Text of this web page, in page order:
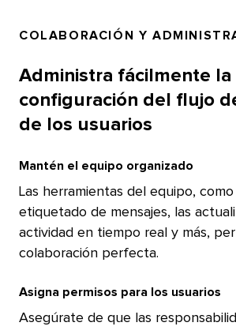
COLABORACIÓN Y
Administra fácilmente la
configuración del flujo
de los usuarios​​
Mantén el equipo organizado​​
Las herramientas del equipo, como
etiquetado de mensajes, las
actividad en tiempo real y más,
colaboración perfecta.​​
Asigna permisos para los usuarios​​
Asegúrate de que las